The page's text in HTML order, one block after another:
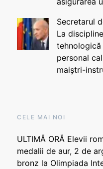
Secretarul
La
personal
maiștri-
CELE MAI NOI
ULTIMĂ ORĂ Elevii
medalii de aur, 2 de
bronz la Olimpiada